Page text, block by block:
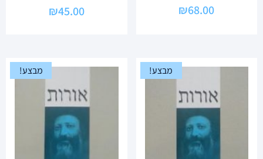
₪68.00
₪45.00
מבצע! מבצע!